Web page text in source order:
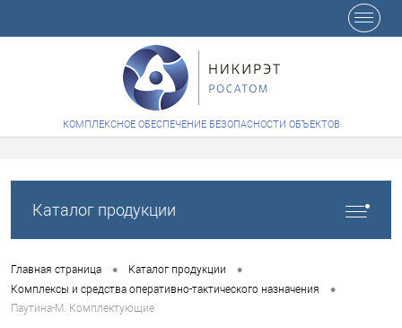
КОМПЛЕКСНОЕ ОБЕСПЕЧЕНИЕ БЕЗОПАСНОСТИ ОБЪЕКТОВ
Каталог продукции
Главная страница • Каталог продукции •
Комплексы и средства оперативно-тактического назначения •
Паутина-М. Комплектующие